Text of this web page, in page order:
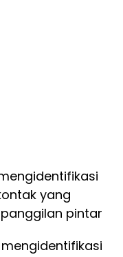
yang
pintar